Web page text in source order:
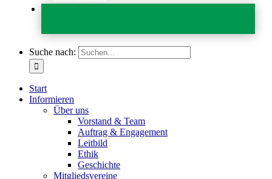
Suche nach:
Start
Informieren
Über uns
Vorstand & Team
Auftrag & Engagement
Leitbild
Ethik
Geschichte
Mitgliedsvereine